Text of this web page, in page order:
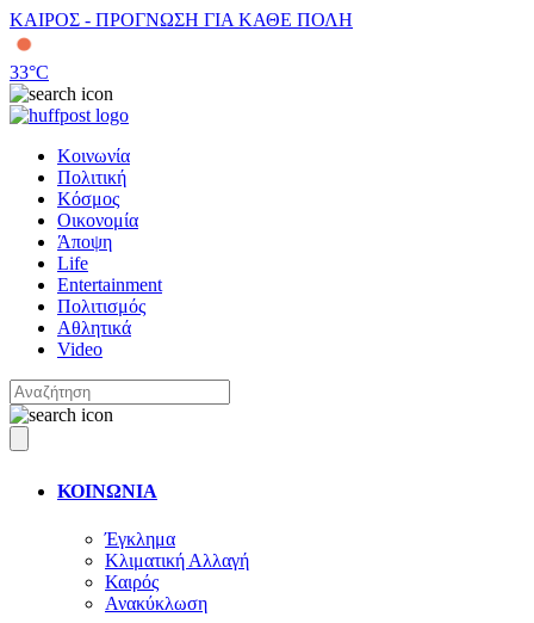
ΚΑΙΡΟΣ - ΠΡΟΓΝΩΣΗ ΓΙΑ ΚΑΘΕ ΠΟΛΗ
33°C
Κοινωνία
Πολιτική
Κόσμος
Οικονομία
Άποψη
Life
Entertainment
Πολιτισμός
Αθλητικά
Video
ΚΟΙΝΩΝΙΑ
Έγκλημα
Κλιματική Αλλαγή
Καιρός
Ανακύκλωση